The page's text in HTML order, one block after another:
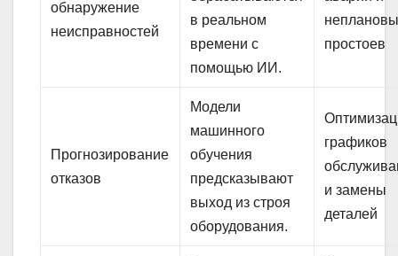
обнаружение
неисправностей
в реальном
времени с
помощью ИИ.
простоев
Прогнозирование
отказов
Модели
машинного
обучения
предсказывают
выход из строя
оборудования.
графиков
и замены
деталей